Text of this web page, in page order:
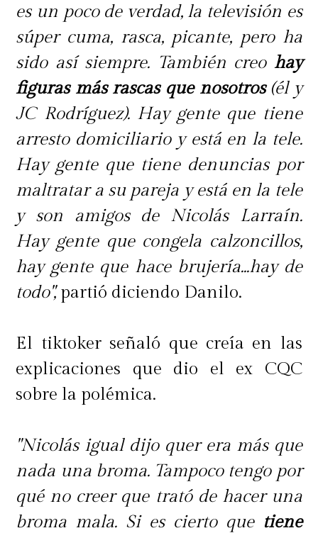
es un poco de verdad, la televisión es
súper cuma, rasca, picante, pero ha
sido así siempre. También creo hay
figuras más rascas que nosotros(él y
JC Rodríguez). Hay gente que tiene
arresto domiciliario y está en la tele.
Hay gente que tiene denuncias por
maltratar a su pareja y está en la tele
y son amigos de Nicolás Larraín.
Hay gente que congela calzoncillos,
hay gente que hace brujería...hay de
todo",partió diciendo Danilo.
El tiktoker señaló que creía en las
explicaciones que dio el ex CQC
sobre la polémica.
"Nicolás igual dijo quer era más que
nada una broma. Tampoco tengo por
qué no creer que trató de hacer una
broma mala. Si es cierto quetiene